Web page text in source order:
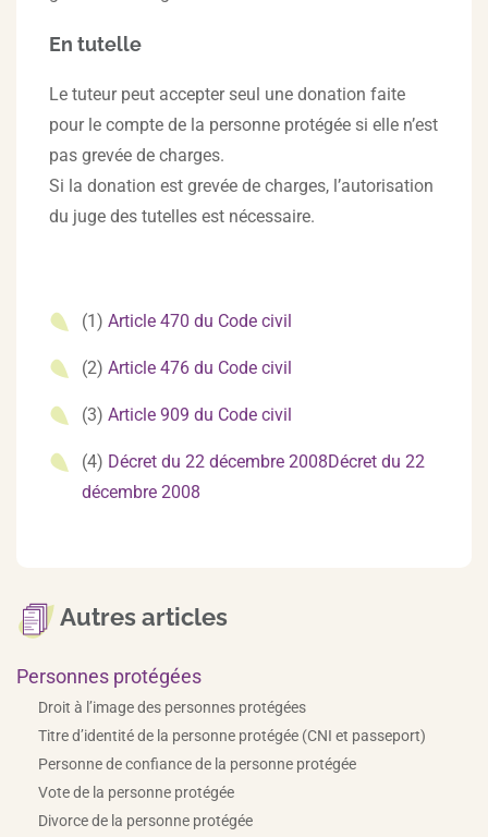
En tutelle
Le tuteur peut accepter seul une donation faite
pour le compte de la personne protégée si elle n’est
pas grevée de charges.
Si la donation est grevée de charges, l’autorisation
du juge des tutelles est nécessaire.
(1) Article 470 du Code civil
(2) Article 476 du Code civil
(3) Article 909 du Code civil
(4) Décret du 22 décembre 2008Décret du 22
décembre 2008
Autres articles
Personnes protégées
Droit à l’image des personnes protégées
Titre d’identité de la personne protégée (CNI et passeport)
Personne de confiance de la personne protégée
Vote de la personne protégée
Divorce de la personne protégée